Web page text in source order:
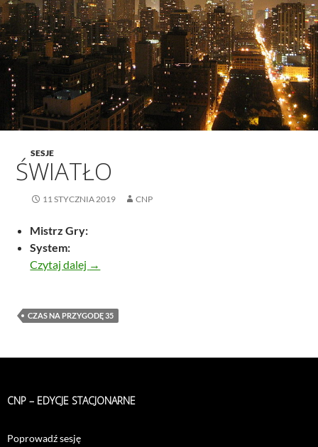
SESJE
ŚWIATŁO
11 STYCZNIA 2019 CNP
Mistrz Gry:
System:
Czytaj dalej Światło
→
CZAS NA PRZYGODĘ 35
CNP – EDYCJE STACJONARNE
Poprowadź sesję